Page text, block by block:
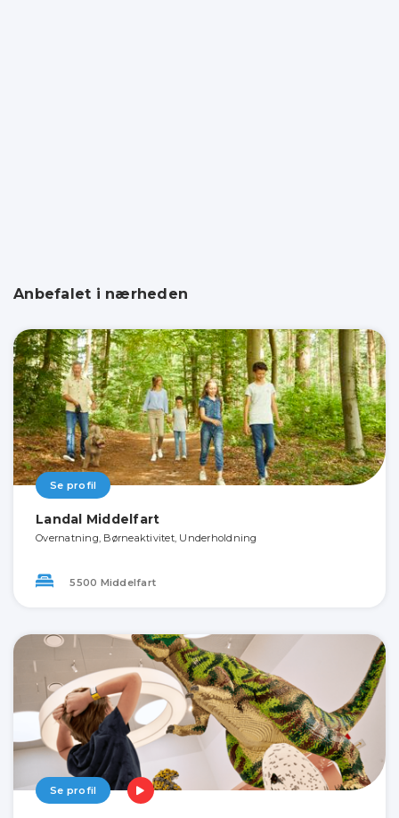
Anbefalet i nærheden
Se profil
Landal Middelfart
Overnatning, Børneaktivitet, Underholdning
5500 Middelfart
Se profil